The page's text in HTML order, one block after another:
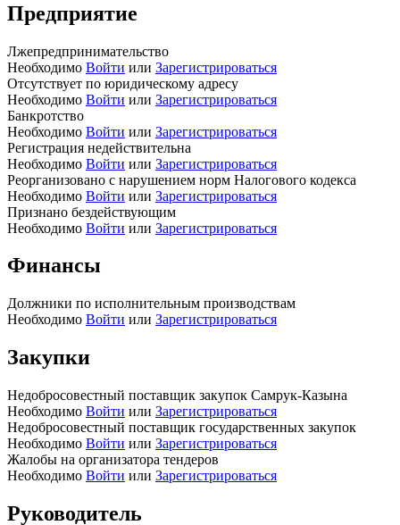
Предприятие
Лжепредпринимательство
Необходимо Войти или Зарегистрироваться
Отсутствует по юридическому адресу
Необходимо Войти или Зарегистрироваться
Банкротство
Необходимо Войти или Зарегистрироваться
Регистрация недействительна
Необходимо Войти или Зарегистрироваться
Реорганизовано с нарушением норм Налогового кодекса
Необходимо Войти или Зарегистрироваться
Признано бездействующим
Необходимо Войти или Зарегистрироваться
Финансы
Должники по исполнительным производствам
Необходимо Войти или Зарегистрироваться
Закупки
Недобросовестный поставщик закупок Самрук-Казына
Необходимо Войти или Зарегистрироваться
Недобросовестный поставщик государственных закупок
Необходимо Войти или Зарегистрироваться
Жалобы на организатора тендеров
Необходимо Войти или Зарегистрироваться
Руководитель